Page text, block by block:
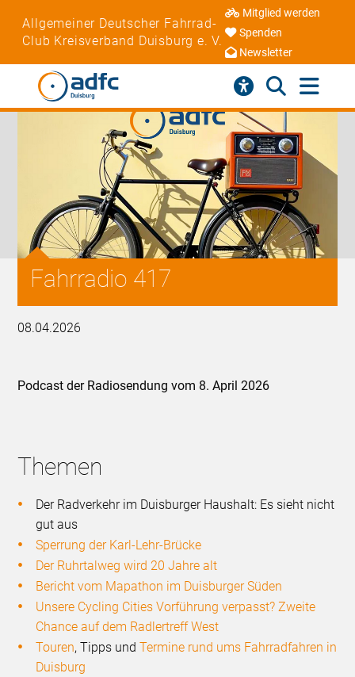
Allgemeiner Deutscher Fahrrad-
Club Kreisverband Duisburg e. V.
Mitglied werden
Spenden
Newsletter
Fahrradio 417
08.04.2026
Podcast der Radiosendung vom 8. April 2026
Themen
Der Radverkehr im Duisburger Haushalt: Es sieht nicht
gut aus
Sperrung der Karl-Lehr-Brücke
Der Ruhrtalweg wird 20 Jahre alt
Bericht vom Mapathon im Duisburger Süden
Unsere Cycling Cities Vorführung verpasst? Zweite
Chance auf dem Radlertreff West
Touren, Tipps undTermine rund ums Fahrradfahren in
Duisburg